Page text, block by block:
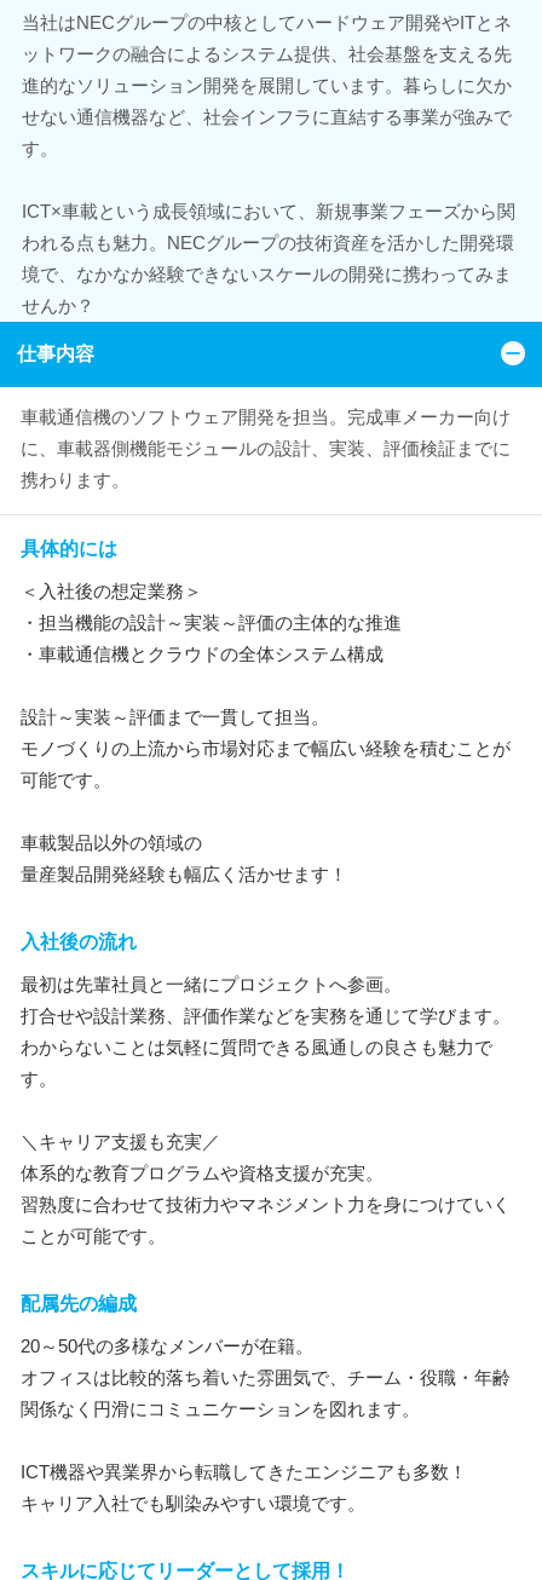
当社はNECグループの中核としてハードウェア開発やITとネ
ットワークの融合によるシステム提供、社会基盤を支える先
進的なソリューション開発を展開しています。暮らしに欠か
せない通信機器など、社会インフラに直結する事業が強みで
す。
ICT×車載という成長領域において、新規事業フェーズから関
われる点も魅力。NECグループの技術資産を活かした開発環
境で、なかなか経験できないスケールの開発に携わってみま
せんか？
仕事内容
車載通信機のソフトウェア開発を担当。完成車メーカー向け
に、車載器側機能モジュールの設計、実装、評価検証までに
携わります。
具体的には
＜入社後の想定業務＞
・担当機能の設計～実装～評価の主体的な推進
・車載通信機とクラウドの全体システム構成
設計～実装～評価まで一貫して担当。
モノづくりの上流から市場対応まで幅広い経験を積むことが
可能です。
車載製品以外の領域の
量産製品開発経験も幅広く活かせます！
入社後の流れ
最初は先輩社員と一緒にプロジェクトへ参画。
打合せや設計業務、評価作業などを実務を通じて学びます。
わからないことは気軽に質問できる風通しの良さも魅力で
す。
＼キャリア支援も充実／
体系的な教育プログラムや資格支援が充実。
習熟度に合わせて技術力やマネジメント力を身につけていく
ことが可能です。
配属先の編成
20～50代の多様なメンバーが在籍。
オフィスは比較的落ち着いた雰囲気で、チーム・役職・年齢
関係なく円滑にコミュニケーションを図れます。
ICT機器や異業界から転職してきたエンジニアも多数！
キャリア入社でも馴染みやすい環境です。
スキルに応じてリーダーとして採用！